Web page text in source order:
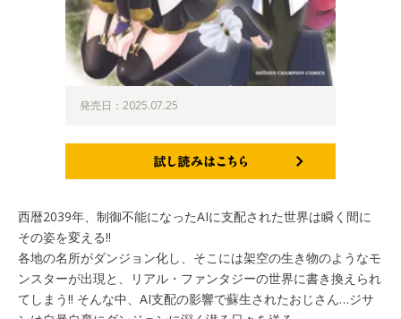
発売日：2025.07.25
西暦2039年、制御不能になったAIに支配された世界は瞬く間に
その姿を変える!!
各地の名所がダンジョン化し、そこには架空の生き物のようなモ
ンスターが出現と、リアル・ファンタジーの世界に書き換えられ
てしまう!! そんな中、AI支配の影響で蘇生されたおじさん…ジサ